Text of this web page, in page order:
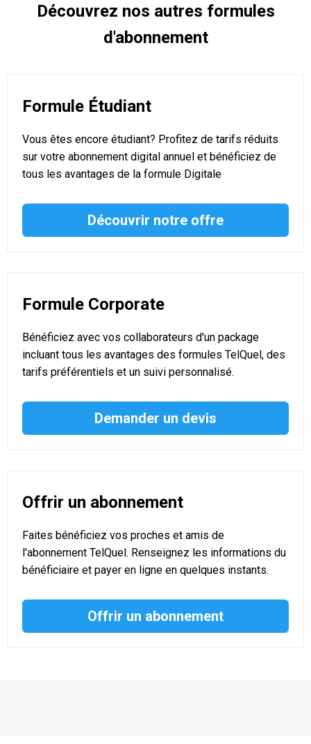
Découvrez nos autres formules
d'abonnement
Formule Étudiant
Vous êtes encore étudiant? Profitez de tarifs réduits
sur votre abonnement digital annuel et bénéficiez de
tous les avantages de la formule Digitale
Découvrir notre offre
Formule Corporate
Bénéficiez avec vos collaborateurs d'un package
incluant tous les avantages des formules TelQuel, des
tarifs préférentiels et un suivi personnalisé.
Demander un devis
Offrir un abonnement
Faites bénéficiez vos proches et amis de
l'abonnement TelQuel. Renseignez les informations du
bénéficiaire et payer en ligne en quelques instants.
Offrir un abonnement